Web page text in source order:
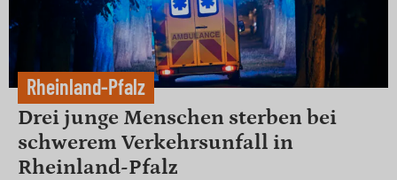
Rheinland-Pfalz
Drei junge Menschen sterben bei
schwerem Verkehrsunfall in
Rheinland-Pfalz